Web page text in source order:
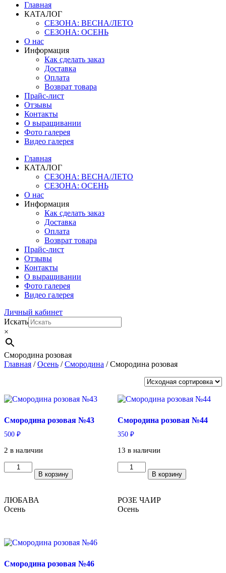
Главная
КАТАЛОГ
СЕЗОНА: ВЕСНА/ЛЕТО
СЕЗОНА: ОСЕНЬ
О нас
Информация
Как сделать заказ
Доставка
Оплата
Возврат товара
Прайс-лист
Отзывы
Контакты
О выращивании
Фото галерея
Видео галерея
Главная
КАТАЛОГ
СЕЗОНА: ВЕСНА/ЛЕТО
СЕЗОНА: ОСЕНЬ
О нас
Информация
Как сделать заказ
Доставка
Оплата
Возврат товара
Прайс-лист
Отзывы
Контакты
О выращивании
Фото галерея
Видео галерея
Личный кабинет
Искать
×
Смородина розовая
Главная /Осень /Смородина / Смородина розовая
Смородина розовая №43
500 ₽
2 в наличии
Количество
товара
№43
В корзину
ЛЮБАВА
Осень
Смородина розовая №44
350 ₽
13 в наличии
Количество
товара
№44
В корзину
РОЗЕ ЧАИР
Осень
Смородина розовая №46